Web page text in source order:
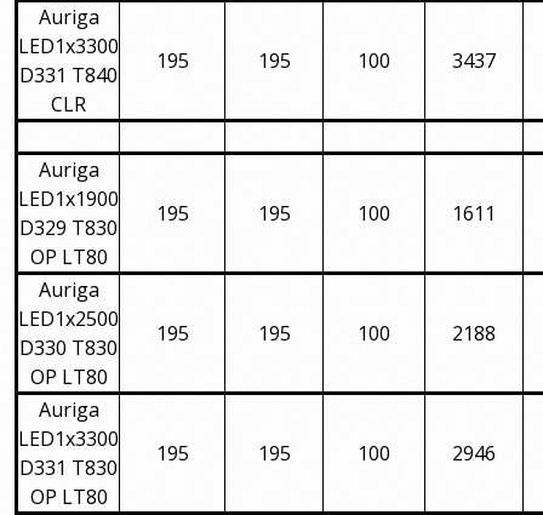
Auriga
LED1x3300
D331 T840
CLR
195 195 100 3437
Auriga
LED1x1900
D329 T830
OP LT80
195 195 100 1611
Auriga
LED1x2500
D330 T830
OP LT80
195 195 100 2188
Auriga
LED1x3300
D331 T830
OP LT80
195 195 100 2946